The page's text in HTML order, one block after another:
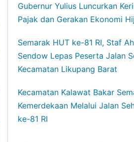
Gubernur Yulius Luncurkan
Pajak dan Gerakan Ekonomi
Semarak HUT ke-81 RI, Staf
Sendow Lepas Peserta Jalan
Kecamatan Likupang Barat
Kecamatan Kalawat Bakar
Kemerdekaan Melalui Jalan
ke-81 RI